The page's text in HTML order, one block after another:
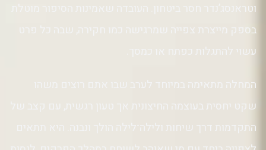
וטראנסג’נדר חסר ביטחון. העובדה שאמינות הסיפור מוטלת
בספק מייצרת צפייה שמרגישה כמו חקירה, שבה כל פרט
עשוי להתגלות כפתח או כמסך.
המחלה מתאימה במיוחד לערב שבו אתם רוצים משהו
שקט יחסית בעוצמה החיצונית אך טעון רגשית, עם קצב של
התקדמות דרך שיחות ולילה־לילה הולך ונבנה. היא תתאים